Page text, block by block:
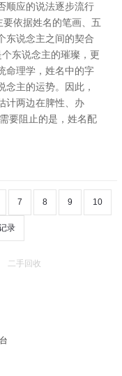
顺应的说法逐步流行
要依据姓名的笔画、五
东说念主之间的契合
东说念主的璀璨，更
命理学，姓名中的字
念主的运势。因此，
计两边在脾性、办
要阻止的是，姓名配
7 8 9 10
录
二手回收